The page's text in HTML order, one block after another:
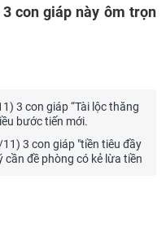
con giáp này ôm trọn
3 con giáp “Tài lộc thăng
bước tiến mới.
3 con giáp "tiền tiêu đầy
đề phòng có kẻ lừa tiền